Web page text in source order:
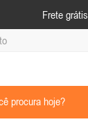
Frete